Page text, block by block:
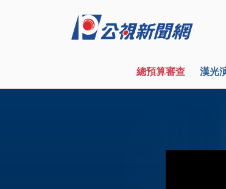
總預算審查 漢光